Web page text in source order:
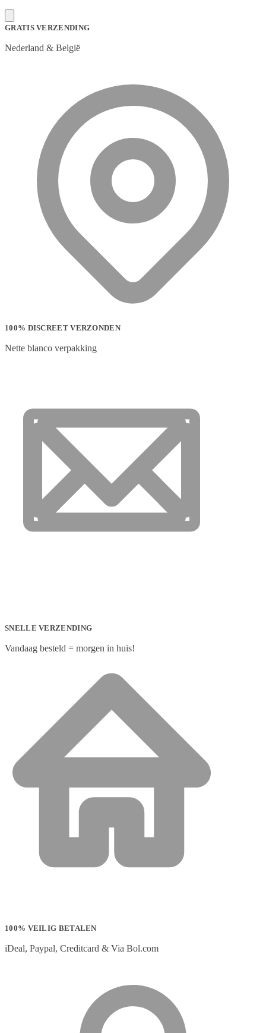
GRATIS VERZENDING
Nederland & België
100% DISCREET VERZONDEN
Nette blanco verpakking
SNELLE VERZENDING
Vandaag besteld = morgen in huis!
100% VEILIG BETALEN
iDeal, Paypal, Creditcard & Via Bol.com